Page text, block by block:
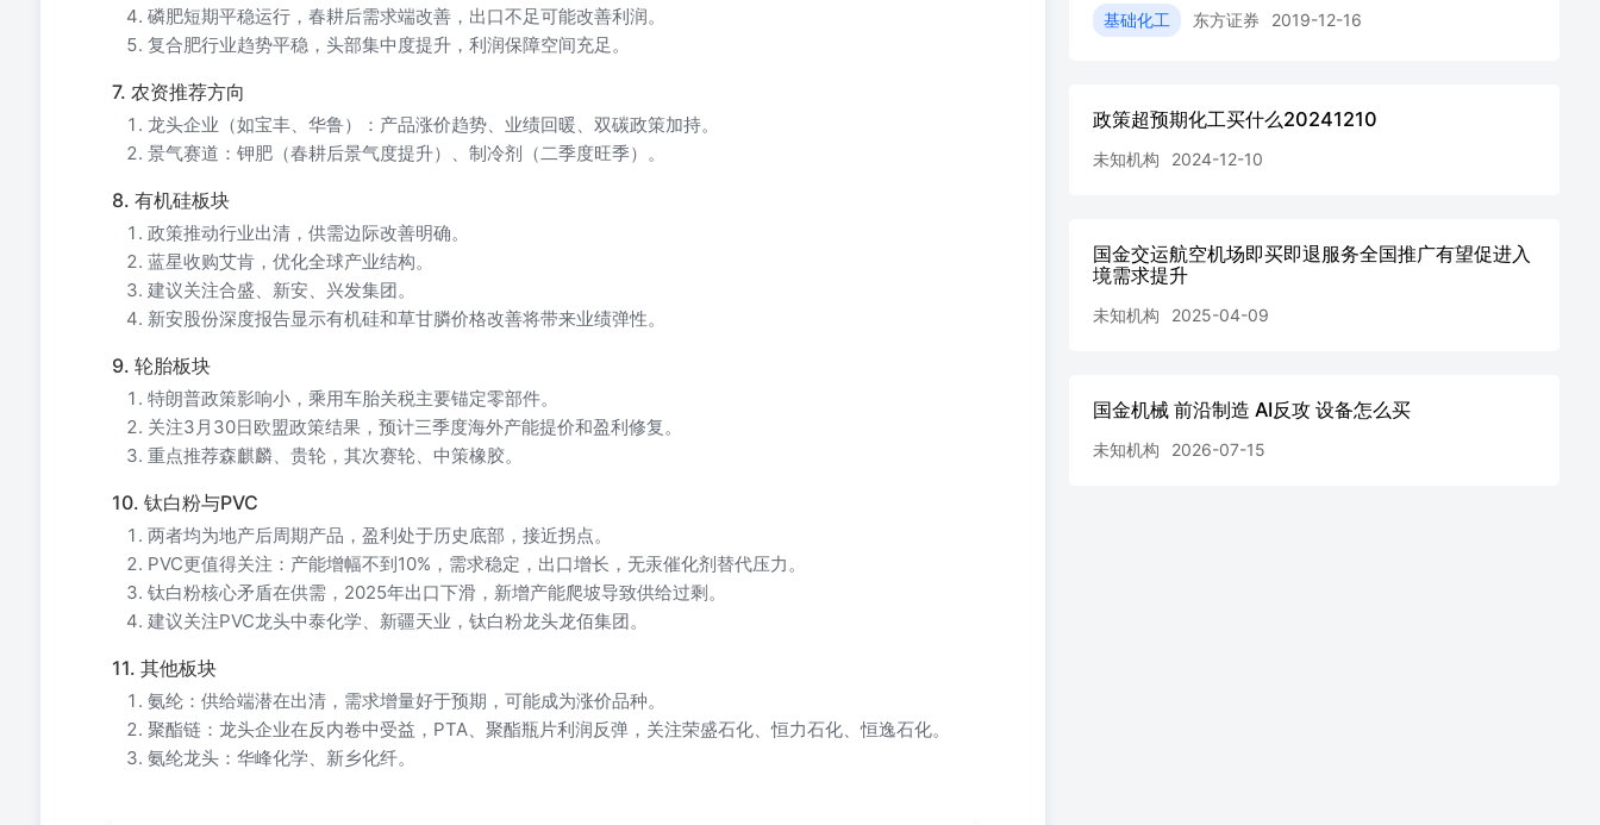
磷肥短期平稳运行，春耕后需求端改善，出口不足可能改善利润。
复合肥行业趋势平稳，头部集中度提升，利润保障空间充足。
7. 农资推荐方向
龙头企业（如宝丰、华鲁）：产品涨价趋势、业绩回暖、双碳政策加持。
景气赛道：钾肥（春耕后景气度提升）、制冷剂（二季度旺季）。
8. 有机硅板块
政策推动行业出清，供需边际改善明确。
蓝星收购艾肯，优化全球产业结构。
建议关注合盛、新安、兴发集团。
新安股份深度报告显示有机硅和草甘膦价格改善将带来业绩弹性。
9. 轮胎板块
特朗普政策影响小，乘用车胎关税主要锚定零部件。
关注3月30日欧盟政策结果，预计三季度海外产能提价和盈利修复。
重点推荐森麒麟、贵轮，其次赛轮、中策橡胶。
10. 钛白粉与PVC
两者均为地产后周期产品，盈利处于历史底部，接近拐点。
PVC更值得关注：产能增幅不到10%，需求稳定，出口增长，无汞催化剂替代压力。
钛白粉核心矛盾在供需，2025年出口下滑，新增产能爬坡导致供给过剩。
建议关注PVC龙头中泰化学、新疆天业，钛白粉龙头龙佰集团。
11. 其他板块
氨纶：供给端潜在出清，需求增量好于预期，可能成为涨价品种。
聚酯链：龙头企业在反内卷中受益，PTA、聚酯瓶片利润反弹，关注荣盛石化、恒力石化、恒逸石化。
氨纶龙头：华峰化学、新乡化纤。
基础化工 东方证券 2019-12-16
政策超预期化工买什么20241210
未知机构 2024-12-10
国金交运航空机场即买即退服务全国推广有望促进入
境需求提升
未知机构 2025-04-09
国金机械 前沿制造 AI反攻 设备怎么买
未知机构 2026-07-15